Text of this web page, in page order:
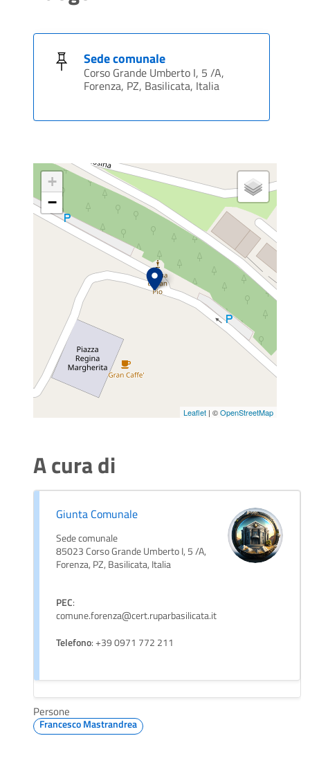
Sede comunale
Corso Grande Umberto I, 5 /A,
Forenza, PZ, Basilicata, Italia
+
−
Leaflet | ©OpenStreetMap
A cura di
Giunta Comunale
Sede comunale
85023 Corso Grande Umberto I, 5 /A,
Forenza, PZ, Basilicata, Italia
PEC:
comune.forenza@cert.ruparbasilicata.it
Telefono: +39 0971 772 211
Persone
Francesco Mastrandrea